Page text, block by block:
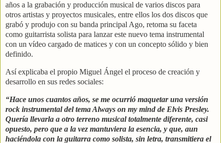
años a la grabación y producción musical de varios discos para
otros artistas y proyectos musicales, entre ellos los dos discos que
grabó y produjo con su banda principal Ago, retoma su faceta
como guitarrista solista para lanzar este nuevo tema instrumental
con un vídeo cargado de matices y con un concepto sólido y bien
definido.
Así explicaba el propio Miguel Ángel el proceso de creación y
desarrollo en sus redes sociales:
“Hace unos cuantos años, se me ocurrió maquetar una versión
rock instrumental del tema Always on my mind de Elvis Presley.
Quería llevarla a otro terreno musical totalmente diferente, casi
opuesto, pero que a la vez mantuviera la esencia, y que, aun
haciéndola con la guitarra como solista, sin letra, transmitiera el